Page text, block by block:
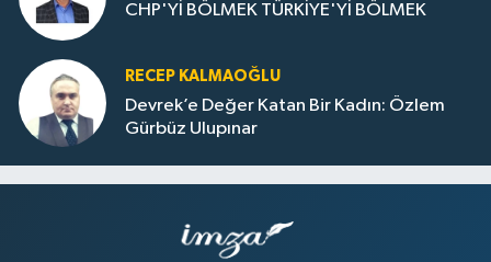
CHP'Yİ BÖLMEK TÜRKİYE'Yİ BÖLMEK
RECEP KALMAOĞLU
Devrek’e Değer Katan Bir Kadın: Özlem
Gürbüz Ulupınar